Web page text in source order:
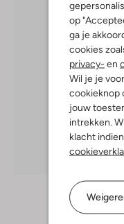
op
ga je
cookies
privacy- en
Wil je je
cookieknop
jouw
intrekken.
klacht
Ontdek de